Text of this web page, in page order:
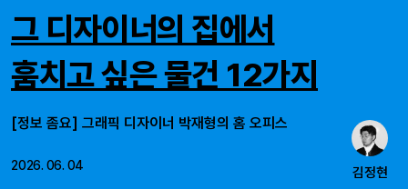
그 디자이너의 집에서
훔치고 싶은 물건 12가지
[정보 좀요] 그래픽 디자이너 박재형의 홈 오피스
2026. 06. 04 김정현